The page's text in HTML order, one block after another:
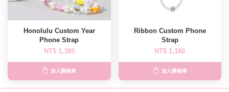
Honolulu Custom Year
Phone Strap
NT$ 1,380
加入購物車
Ribbon Custom Phone
Strap
NT$ 1,180
加入購物車